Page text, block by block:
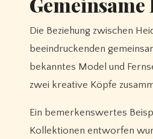
Die Beziehung zwischen
beeindruckenden
bekanntes Model und
zwei kreative Köpfe
Ein bemerkenswertes
Kollektionen entworfen